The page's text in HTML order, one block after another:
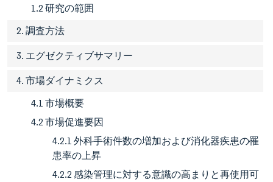
1.2 研究の範囲
2. 調査方法
3. エグゼクティブサマリー
4. 市場ダイナミクス
4.1 市場概要
4.2 市場促進要因
4.2.1 外科手術件数の増加および消化器疾患の罹
患率の上昇
4.2.2 感染管理に対する意識の高まりと再使用可